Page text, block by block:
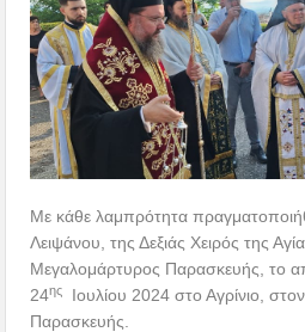
Με κάθε λαμπρότητα
Λειψάνου, της Δεξιάς Χειρός της
Μεγαλομάρτυρος Παρασκευής, το
24ης
Ιουλίου 2024 στο Αγρίνιο,
Παρασκευής.